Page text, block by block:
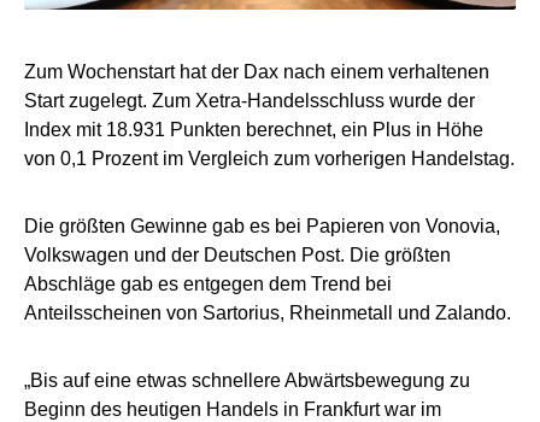
Zum Wochenstart hat der Dax nach einem verhaltenen
Start zugelegt. Zum Xetra-Handelsschluss wurde der
Index mit 18.931 Punkten berechnet, ein Plus in Höhe
von 0,1 Prozent im Vergleich zum vorherigen Handelstag.
Die größten Gewinne gab es bei Papieren von Vonovia,
Volkswagen und der Deutschen Post. Die größten
Abschläge gab es entgegen dem Trend bei
Anteilsscheinen von Sartorius, Rheinmetall und Zalando.
„Bis auf eine etwas schnellere Abwärtsbewegung zu
Beginn des heutigen Handels in Frankfurt war im